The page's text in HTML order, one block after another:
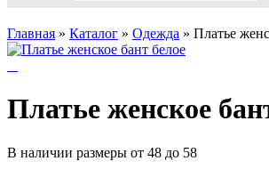
Главная » Каталог » Одежда » Платье
Платье женское
В наличии размеры от 48 до 58